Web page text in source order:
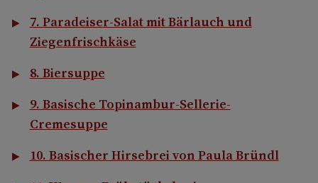
7. Paradeiser-Salat mit Bärlauch und
Ziegenfrischkäse
8. Biersuppe
9. Basische Topinambur-Sellerie-
Cremesuppe
10. Basischer Hirsebrei von Paula Bründl